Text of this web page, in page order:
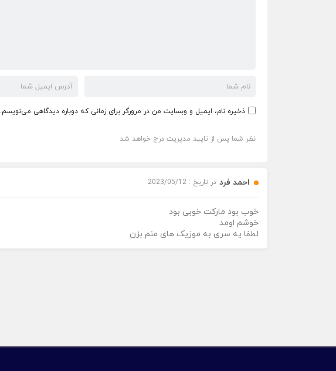
ذخیره نام، ایمیل و وبسایت من در مرورگر برای زمانی که دوباره دیدگاهی می‌نویسم.
نظر شما پس از تایید مدیریت درج خواهد شد
احمد فرد در تاریخ : 2023/05/12
خوب بود مارکت خوبی بود
خوشم اومد
لطفا یه سری به موزیک های منم بزن